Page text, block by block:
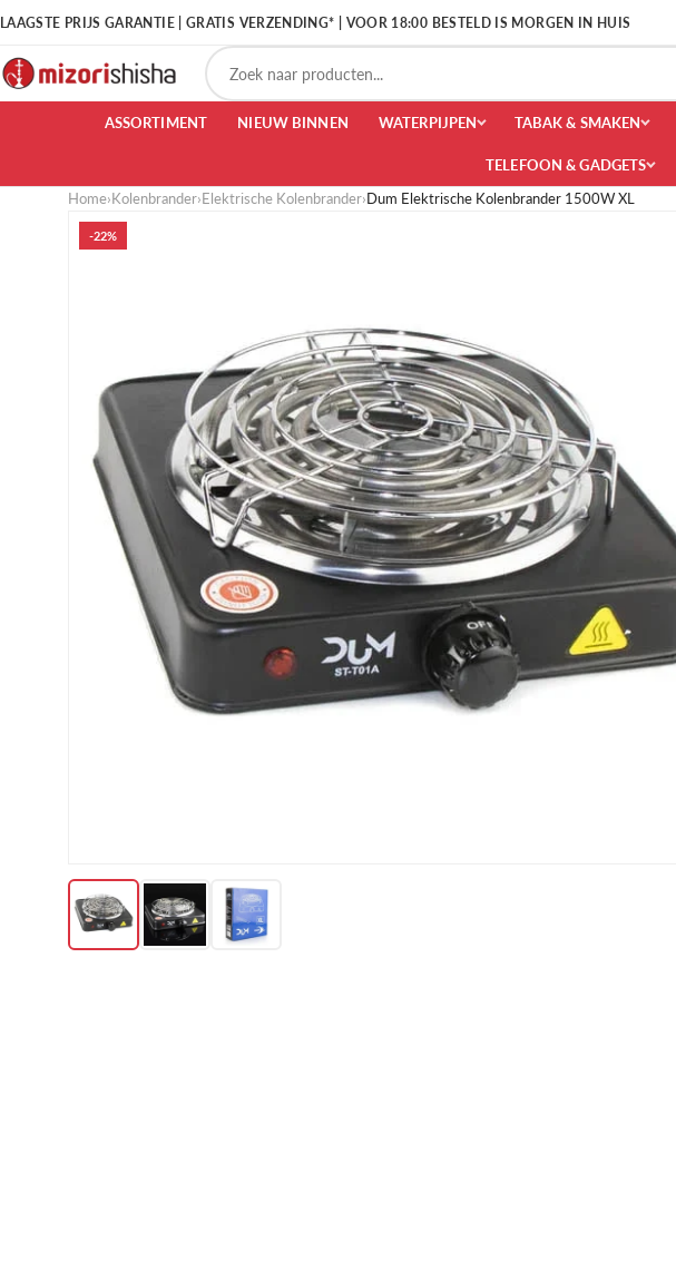
LAAGSTE PRIJS GARANTIE | GRATIS VERZENDING* | VOOR 18:00 BESTELD IS MORGEN IN HUIS
ASSORTIMENT NIEUW BINNEN WATERPIJPEN TABAK & SMAKEN
TELEFOON & GADGETS
Home›Kolenbrander›Elektrische Kolenbrander›Dum Elektrische Kolenbrander 1500W XL
-22%